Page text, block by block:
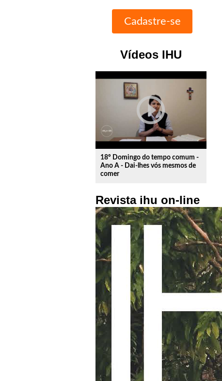
Vídeos IHU
play_circle_outline
18º Domingo do tempo comum -
Ano A - Dai-lhes vós mesmos de
comer
Revista ihu on-line